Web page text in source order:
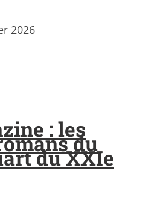
2026
: les
du
du XXIe